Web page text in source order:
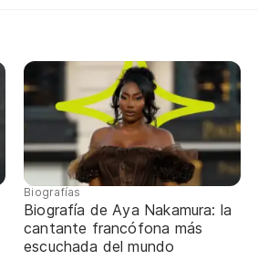
Biografías
Biografía de Aya Nakamura: la
cantante francófona más
escuchada del mundo